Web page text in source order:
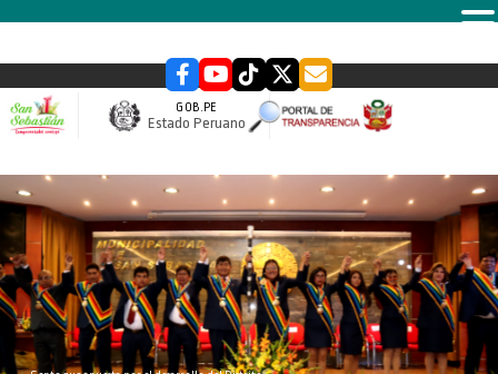
GOB.PE
Estado Peruano
slider